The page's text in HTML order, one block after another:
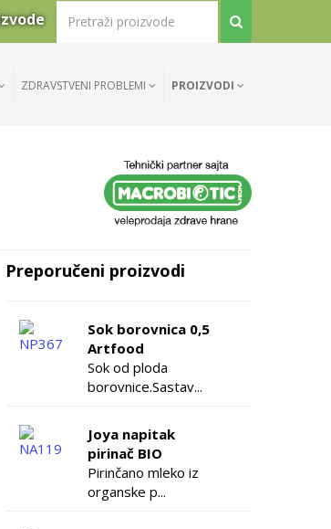
ZDRAVSTVENI PROBLEMI PROIZVODI
Preporučeni proizvodi
Sok borovnica 0,5
Artfood
Sok od ploda
borovnice.Sastav...
Joya napitak
pirinač BIO
Pirinčano mleko iz
organske p...